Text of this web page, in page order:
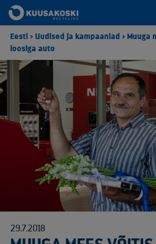
Eesti > Uudised ja kampaaniad > Muuga
loosiga auto
29.7.2018